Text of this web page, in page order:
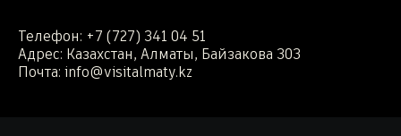
Телефон: +7 (727) 341 04 51
Адрес: Казахстан, Алматы, Байзакова 303
Почта: info@visitalmaty.kz